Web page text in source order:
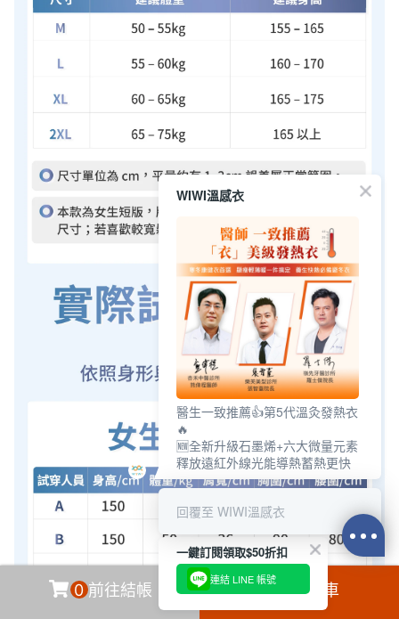
0 前往結帳 加入購物車
一鍵訂閱領取$50折扣
連結 LINE 帳號
WIWI溫感衣
醫生一致推薦👍第5代溫灸發熱衣
🔥
🆕全新升級石墨烯+六大微量元素
釋放遠紅外線光能導熱蓄熱更快
回覆至 WIWI溫感衣